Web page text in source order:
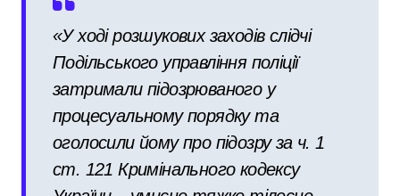
«У ході розшукових заходів слідчі
Подільського управління поліції
затримали підозрюваного у
процесуальному порядку та
оголосили йому про підозру за ч. 1
ст. 121 Кримінального кодексу